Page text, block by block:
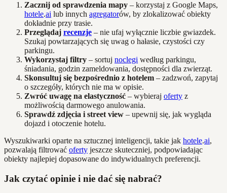
Zacznij od sprawdzenia mapy – korzystaj z Google Maps,
hotele.ai lub innych agregatorów, by zlokalizować obiekty
dokładnie przy trasie.
Przeglądaj recenzje – nie ufaj wyłącznie liczbie gwiazdek.
Szukaj powtarzających się uwag o hałasie, czystości czy
parkingu.
Wykorzystaj filtry – sortuj noclegi według parkingu,
śniadania, godzin zameldowania, dostępności dla zwierząt.
Skonsultuj się bezpośrednio z hotelem – zadzwoń, zapytaj
o szczegóły, których nie ma w opisie.
Zwróć uwagę na elastyczność – wybieraj oferty z
możliwością darmowego anulowania.
Sprawdź zdjęcia i street view – upewnij się, jak wygląda
dojazd i otoczenie hotelu.
Wyszukiwarki oparte na sztucznej inteligencji, takie jak hotele.ai,
pozwalają filtrować oferty jeszcze skuteczniej, podpowiadając
obiekty najlepiej dopasowane do indywidualnych preferencji.
Jak czytać opinie i nie dać się nabrać?